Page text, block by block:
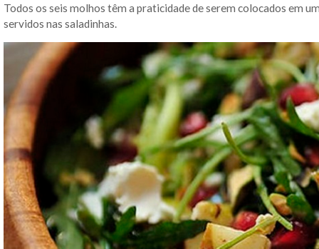
Todos os seis molhos têm a praticidade de serem colocados em
servidos nas saladinhas.